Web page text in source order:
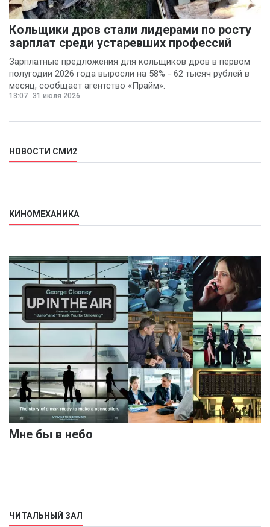
Кольщики дров стали лидерами по росту
зарплат среди устаревших профессий
Зарплатные предложения для кольщиков дров в первом
полугодии 2026 года выросли на 58% - 62 тысяч рублей в
месяц, сообщает агентство «Прайм».
13:07 31 июля 2026
НОВОСТИ СМИ2
КИНОМЕХАНИКА
Мне бы в небо
ЧИТАЛЬНЫЙ ЗАЛ